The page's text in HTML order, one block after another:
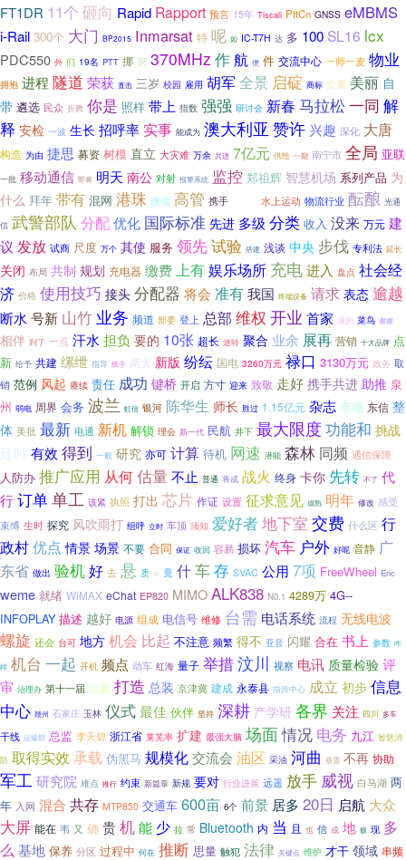
FT1DR 11个 砸向 Rapid Rapport 预言 15年 Tiscali PttCn GNSS eMBMS
i-Rail 300个 大门 BP2015 Inmarsat 特 呢 如 IC-T7H 达 多 100 SL16 lcx
PDC550 外 们 19名 PTT 挪 家 370MHz 作航 便 件 交流中心 一师一麦 物业
拥抱 进程 隧道 荣获 直击 三岁 校园 雇用 胡军全景 启碇 商标 立案 美丽 自
带 遴选 民众 折腾 你是 照样 带上 指数 强强 研讨会 新春 马拉松一同 解
释 安检 一波 生长 招呼率 实事 能成为 澳大利亚 赞许 兴趣 深化 大唐
构造 为由 捷思 募资 树模 直立 大灾难 万余 共进 7亿元 供给 一期 南宁市 全局 亚联
一批 移动通信 即将 明天 南公 对射 报警系统 监控 郑祖辉 智慧机场 系列产品 为
什么 拜年 带有 混网 港珠 微信 高管 携手 水上运动 物流行业 酝酿 光通
信 武警部队 分配优化 国际标准 先进 多级 分类 收入 没来 万元 建
议 发放 试商 尺度 万个 其使 服务 领先试验 搭建 浅谈 中央 步伐 专利法 延长
关闭 布局 共制 规划 充电器 缴费上有娱乐场所 充电进入 盘点 社会经
济 价格 使用技巧 接头 分配器 将会 准有我国 终端设备 请求表态逾越
断水 号新 山竹 业务 频道 部委 登上 总部 维权 开业 首家 满的 菜鸟 谢谢
相伴 到了 一点 汗水 担负 要的 10张 超长 途聆 聚合 业余 展再 营销 十大品牌 点
新 给予 共建 缧绁 指导 班子 两大 新版 纷纭 国电 3260万元 禄口 3130万元 政务 取
销 范例 风起 赓续 责任 成功 键桥 开启 方寸 迎来 致敬 走好 携手共进 助推 泉
州 弱电 周界 会务 波兰 虹信 银河 陈华生 师长 胜过 1.15亿元 杂志 市场 东信 整
体 美批 最新 电通 新机 解锁 理会 新一代 民航 井下 最大限度 功能和 挑战
延时 有效 得到 一般 研究 亦可 计算 待机 网速 潜能 森林 同频 通信保障
人防办 推广应用 从何估量 不止 普通 将成 战火 终身 卡你 先转 不了 代
行订单单工 该紧 执照 打出 芯片 作证 设置 征求意见 成熟 明年 修改 感受
束缚 生时 探究 风吹雨打 组呼 立时 车顶 须知 爱好者地下室 交费 什么区 行
政村优点 情景 场景 不要 合同 保证 收回 容易 损坏 汽车 户外 好呢 音静 广
东省 做出 验机好 去 悬 质 ☆ 竟 什车存 SVAC 公用 7项 FreeWheel Eric
weme 就绪 WiMAX eChat EP820 MIMOALK838 N0.1 4289万 4G--
INFOPLAY 描述 越好 电源 组成 电信号 维修 台需 电话系统 流程 无线电波
螺旋 还会 台可 地方 机会 比起 不注意 频繁 得不 亚音 闪耀 合在 书上 参数 咋
样 机台 一起 开机 频点 动车 红海 量子 举措汶川 视察 电讯 质量检验 评
审 治理办 第十一届 出展 打造 总装 京津冀 建成 永泰县 指挥中心 成立 初步信息
中心 赣州 石家庄 玉林 仪式最佳 伙伴 坚持 深耕 产学研各界 关注 四川 多车
干线 运输部 总监 李天碧 浙江省 莱芜率 扩建 最强大脑 场面情况 电务 九江 智慧消
防 取得实效 承载 伪黑马 规模化交流会 油区 采油 河曲 亟需 不再 协助
军工 研究院 难点 推行 约束 新篇章 新规 要对 行业进展 远遥 放手 威视 白马湖 两
年 入网 混合 共存 MTP850 交通车 600亩 6个 前景 居多 20日 启航 大众
大屏 能在 韦 又 确 贵机能 少 拉 常 Bluetooth 内 当 且 也 信 成 地 极 现 多
么 基地 保养 分区 过程中 何在 推断 思量 触犯 法律 关键点 维护 才干 领域 串频